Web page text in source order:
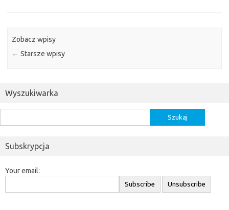
Zobacz wpisy
← Starsze wpisy
Wyszukiwarka
Subskrypcja
Your email: